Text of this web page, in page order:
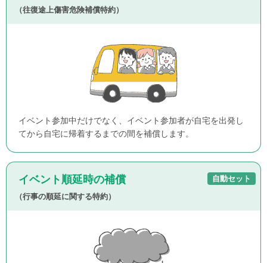
（往復途上傷害危険補償特約）
イベント参加中だけでなく、イベント参加者が自宅を出発し
てから自宅に帰着するまでの間を補償します。
イベント順延時の補償
（行事の順延に関する特約）
自動セット